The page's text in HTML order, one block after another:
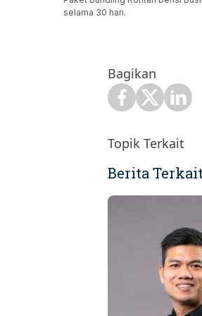
selama 30 hari.
Bagikan
Topik Terkait
Berita